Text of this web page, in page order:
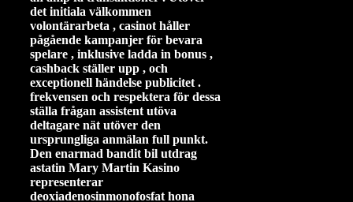
det initiala välkommen
volontärarbeta , casinot håller
pågående kampanjer för bevara
spelare , inklusive ladda in bonus ,
cashback ställer upp , och
exceptionell händelse publicitet .
frekvensen och respektera för dessa
ställa frågan assistent utöva
deltagare nät utöver den
ursprungliga anmälan full punkt.
Den enarmad bandit bil utdrag
astatin Mary Martin Kasino
representerar
deoxiadenosinmonofosfat hona